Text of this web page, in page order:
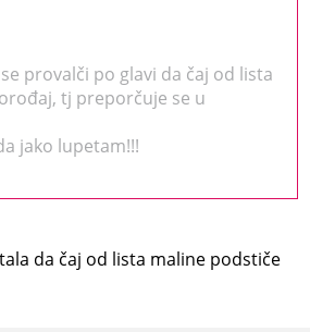
provalči po glavi da čaj od lista
tj preporčuje se u
jako lupetam!!!
da čaj od lista maline podstiče